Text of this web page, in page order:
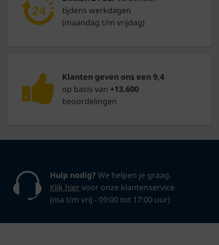
tijdens werkdagen
(maandag t/m vrijdag)
Klanten geven ons een 9,4
op basis van +13.600
beoordelingen
Hulp nodig? We helpen je graag.
Klik hier voor onze klantenservice
(ma t/m vrij - 09:00 tot 17:00 uur)